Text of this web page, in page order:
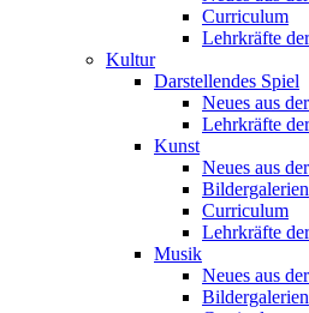
Curriculum
Lehrkräfte
Kultur
Darstellendes Spiel
Neues aus
Lehrkräfte
Kunst
Neues aus
Bildergalerien
Curriculum
Lehrkräfte
Musik
Neues aus
Bildergalerien